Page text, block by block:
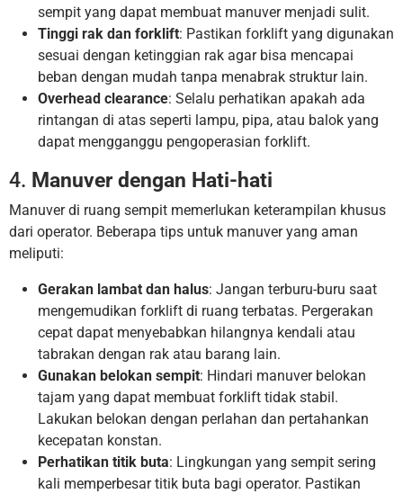
sempit yang dapat membuat manuver menjadi sulit.
Tinggi rak dan forklift: Pastikan forklift yang digunakan
sesuai dengan ketinggian rak agar bisa mencapai
beban dengan mudah tanpa menabrak struktur lain.
Overhead clearance: Selalu perhatikan apakah ada
rintangan di atas seperti lampu, pipa, atau balok yang
dapat mengganggu pengoperasian forklift.
4. Manuver dengan Hati-hati
Manuver di ruang sempit memerlukan keterampilan khusus
dari operator. Beberapa tips untuk manuver yang aman
meliputi:
Gerakan lambat dan halus: Jangan terburu-buru saat
mengemudikan forklift di ruang terbatas. Pergerakan
cepat dapat menyebabkan hilangnya kendali atau
tabrakan dengan rak atau barang lain.
Gunakan belokan sempit: Hindari manuver belokan
tajam yang dapat membuat forklift tidak stabil.
Lakukan belokan dengan perlahan dan pertahankan
kecepatan konstan.
Perhatikan titik buta: Lingkungan yang sempit sering
kali memperbesar titik buta bagi operator. Pastikan